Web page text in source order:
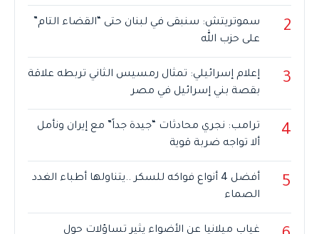
2
سموتريتش: سنبقى في لبنان حتى “القضاء التام”
على حزب الله
3
إعلام إسرائيلي: تمثال رمسيس الثاني تربطه علاقة
بقصة بني إسرائيل في مصر
4
ترامب: نجري محادثات “جيدة جداً” مع إيران ونأمل
ألا تواجه ضربة قوية
5
أفضل 4 أنواع فواكه للسكر ..يتناولها أطباء الغدد
الصماء
غياب ميلانيا عن الأضواء يثير تساؤلات حول